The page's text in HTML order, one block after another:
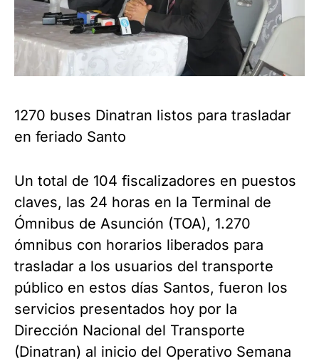
1270 buses Dinatran listos para trasladar
en feriado Santo
Un total de 104 fiscalizadores en puestos
claves, las 24 horas en la Terminal de
Ómnibus de Asunción (TOA), 1.270
ómnibus con horarios liberados para
trasladar a los usuarios del transporte
público en estos días Santos, fueron los
servicios presentados hoy por la
Dirección Nacional del Transporte
(Dinatran) al inicio del Operativo Semana